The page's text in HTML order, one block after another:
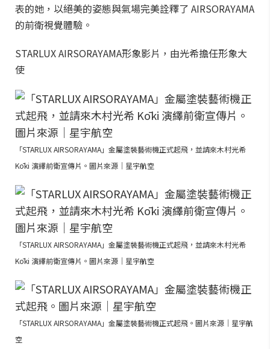
表的她，以絕美的姿態與氣場完美詮釋了 AIRSORAYAMA
的前衛視覺體驗。
STARLUX AIRSORAYAMA形象影片，由光希擔任形象大
使
「STARLUX AIRSORAYAMA」金屬塗裝藝術機正式起飛，並請來木村光希
Kōki 演繹前衛宣傳片。圖片來源｜星宇航空
「STARLUX AIRSORAYAMA」金屬塗裝藝術機正式起飛，並請來木村光希
Kōki 演繹前衛宣傳片。圖片來源｜星宇航空
「STARLUX AIRSORAYAMA」金屬塗裝藝術機正式起飛。圖片來源｜星宇航
空